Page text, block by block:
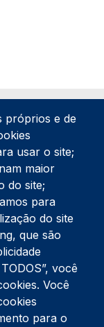
próprios e de
usar o site;
maior
do site;
para
do site
que são
você
Você
para o